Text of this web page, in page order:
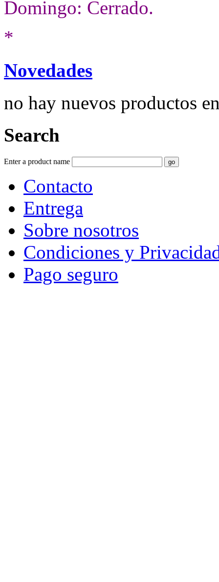
Domingo: Cerrado.
*
Novedades
no hay nuevos productos
Search
Enter a product name
Contacto
Entrega
Sobre nosotros
Condiciones y
Pago seguro